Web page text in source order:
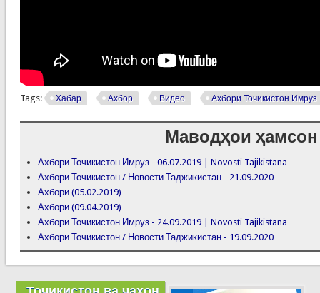
Tags: Хабар Ахбор Видео Ахбори Точикистон Имруз
Маводҳои ҳамсон
Ахбори Точикистон Имруз - 06.07.2019 | Novosti Tajikistana
Ахбори Точикистон / Новости Таджикистан - 21.09.2020
Ахбори (05.02.2019)
Ахбори (09.04.2019)
Ахбори Точикистон Имруз - 24.09.2019 | Novosti Tajikistana
Ахбори Точикистон / Новости Таджикистан - 19.09.2020